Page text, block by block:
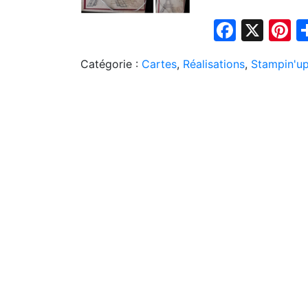
X
Catégorie : Cartes, Réalisations, Stampin'up